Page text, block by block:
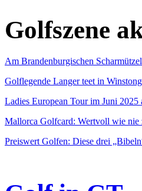
Golfszene
Am Brandenburgischen
Golflegende Langer teet in
Ladies European Tour im Juni 2025
Mallorca Golfcard: Wertvoll wie nie
Preiswert Golfen: Diese drei